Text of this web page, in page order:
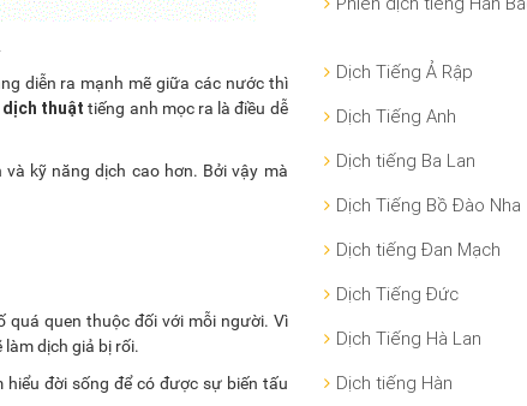
diễn ra mạnh mẽ giữa các nước thì
dịch thuật tiếng anh mọc ra là điều dễ
kỹ năng dịch cao hơn. Bởi vậy mà
quá quen thuộc đối với mỗi người. Vì
dịch giả bị rối.
đời sống để có được sự biến tấu
Dịch Tiếng Ả Rập
Dịch Tiếng Anh
Dịch tiếng Ba Lan
Dịch Tiếng Bồ Đào Nha
Dịch tiếng Đan Mạch
Dịch Tiếng Đức
Dịch Tiếng Hà Lan
Dịch tiếng Hàn